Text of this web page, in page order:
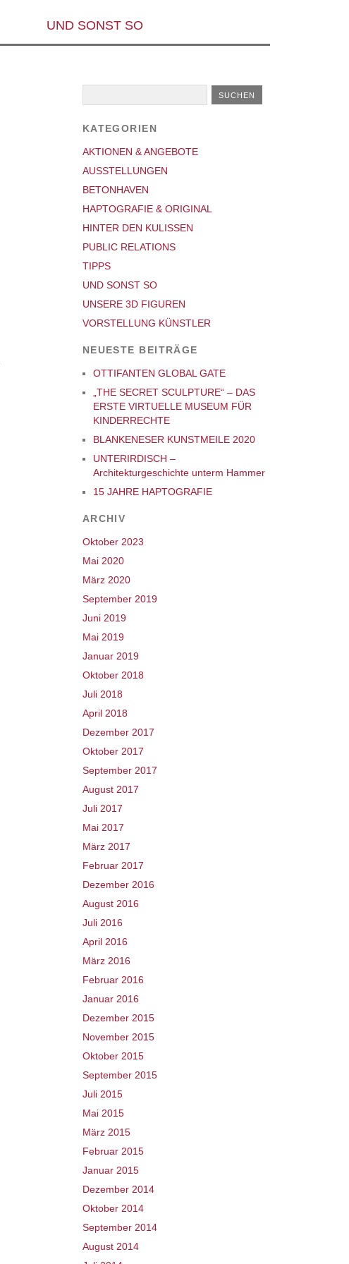
UND SONST SO
KATEGORIEN
AKTIONEN & ANGEBOTE
AUSSTELLUNGEN
BETONHAVEN
HAPTOGRAFIE & ORIGINAL
HINTER DEN KULISSEN
PUBLIC RELATIONS
TIPPS
UND SONST SO
UNSERE 3D FIGUREN
VORSTELLUNG KÜNSTLER
NEUESTE BEITRÄGE
OTTIFANTEN GLOBAL GATE
„THE SECRET SCULPTURE“ – DAS
ERSTE VIRTUELLE MUSEUM FÜR
KINDERRECHTE
BLANKENESER KUNSTMEILE 2020
UNTERIRDISCH –
Architekturgeschichte unterm Hammer
15 JAHRE HAPTOGRAFIE
ARCHIV
Oktober 2023
Mai 2020
März 2020
September 2019
Juni 2019
Mai 2019
Januar 2019
Oktober 2018
Juli 2018
April 2018
Dezember 2017
Oktober 2017
September 2017
August 2017
Juli 2017
Mai 2017
März 2017
Februar 2017
Dezember 2016
August 2016
Juli 2016
April 2016
März 2016
Februar 2016
Januar 2016
Dezember 2015
November 2015
Oktober 2015
September 2015
Juli 2015
Mai 2015
März 2015
Februar 2015
Januar 2015
Dezember 2014
Oktober 2014
September 2014
August 2014